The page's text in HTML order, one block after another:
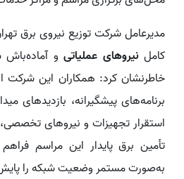
مدیرعامل شرکت توزیع نیروی برق
کاملنیروهای عملیاتی و
خاطرنشان کرد: همکاران این شرکت
برنامه‌های پیشگیرانه، بازدیدهای
استقرار تجهیزات و نیروهای تخصصی،
تأمین برق پایدار این مراسم فراهم
به‌صورت مستمر وضعیت شبکه را